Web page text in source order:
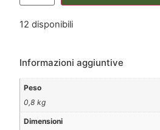
12 disponibili
Informazioni aggiuntive
Peso
0,8 kg
Dimensioni